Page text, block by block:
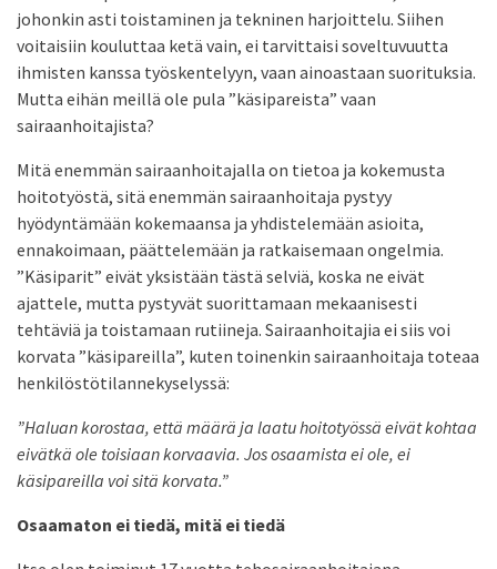
johonkin asti toistaminen ja tekninen harjoittelu. Siihen
voitaisiin kouluttaa ketä vain, ei tarvittaisi soveltuvuutta
ihmisten kanssa työskentelyyn, vaan ainoastaan suorituksia.
Mutta eihän meillä ole pula ”käsipareista” vaan
sairaanhoitajista?
Mitä enemmän sairaanhoitajalla on tietoa ja kokemusta
hoitotyöstä, sitä enemmän sairaanhoitaja pystyy
hyödyntämään kokemaansa ja yhdistelemään asioita,
ennakoimaan, päättelemään ja ratkaisemaan ongelmia.
”Käsiparit” eivät yksistään tästä selviä, koska ne eivät
ajattele, mutta pystyvät suorittamaan mekaanisesti
tehtäviä ja toistamaan rutiineja. Sairaanhoitajia ei siis voi
korvata ”käsipareilla”, kuten toinenkin sairaanhoitaja toteaa
henkilöstötilannekyselyssä:
”Haluan korostaa, että määrä ja laatu hoitotyössä eivät kohtaa
eivätkä ole toisiaan korvaavia. Jos osaamista ei ole, ei
käsipareilla voi sitä korvata.”
Osaamaton ei tiedä, mitä ei tiedä